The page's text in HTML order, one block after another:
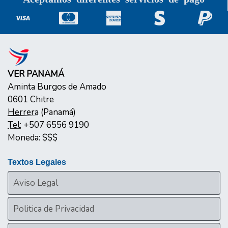
VER PANAMÁ
Aminta Burgos de Amado
0601 Chitre
Herrera (Panamá)
Tel: +507 6556 9190
Moneda: $$$
Textos Legales
Aviso Legal
Politica de Privacidad